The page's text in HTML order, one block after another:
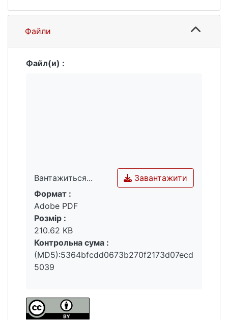
Файли
Файл(и) :
Вантажиться...
Вантажиться...
Завантажити
Формат :
Adobe PDF
Розмір :
210.62 KB
Контрольна сума :
(MD5):5364bfcdd0673b270f2173d07ecd
5039